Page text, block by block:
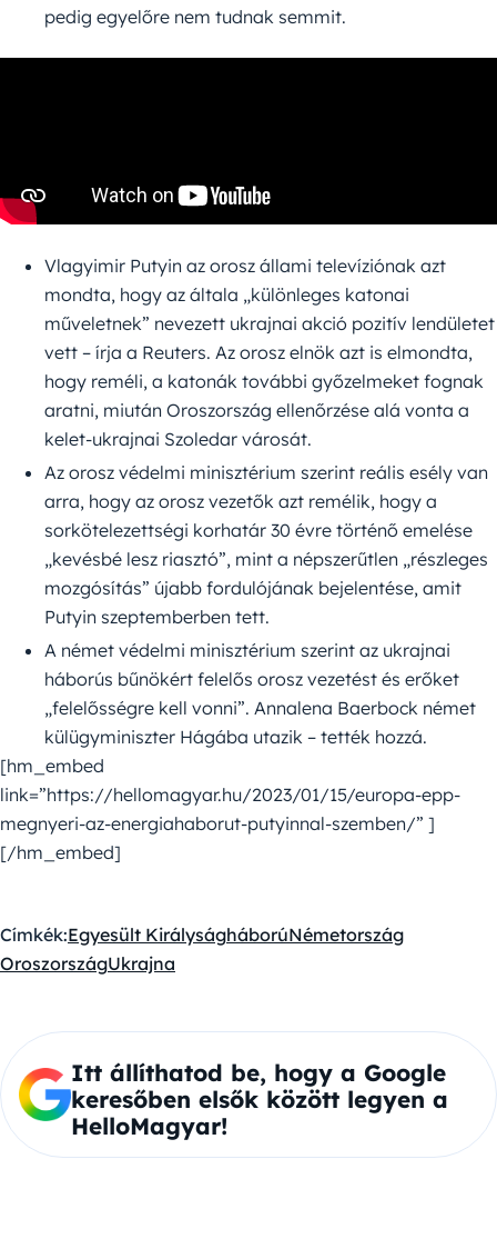
pedig egyelőre nem tudnak semmit.
Vlagyimir Putyin az orosz állami televíziónak azt
mondta, hogy az általa „különleges katonai
műveletnek” nevezett ukrajnai akció pozitív lendületet
vett – írja a Reuters. Az orosz elnök azt is elmondta,
hogy reméli, a katonák további győzelmeket fognak
aratni, miután Oroszország ellenőrzése alá vonta a
kelet-ukrajnai Szoledar városát.
Az orosz védelmi minisztérium szerint reális esély van
arra, hogy az orosz vezetők azt remélik, hogy a
sorkötelezettségi korhatár 30 évre történő emelése
„kevésbé lesz riasztó”, mint a népszerűtlen „részleges
mozgósítás” újabb fordulójának bejelentése, amit
Putyin szeptemberben tett.
A német védelmi minisztérium szerint az ukrajnai
háborús bűnökért felelős orosz vezetést és erőket
„felelősségre kell vonni”. Annalena Baerbock német
külügyminiszter Hágába utazik – tették hozzá.
[hm_embed
link=”https://hellomagyar.hu/2023/01/15/europa-epp-
megnyeri-az-energiahaborut-putyinnal-szemben/” ]
[/hm_embed]
Címkék:Egyesült KirályságháborúNémetország
OroszországUkrajna
Itt állíthatod be, hogy a Google
keresőben elsők között legyen a
HelloMagyar!